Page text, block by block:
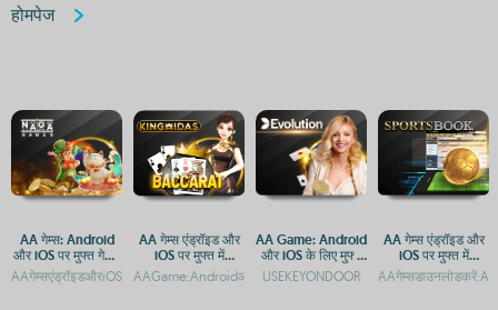
होमपेज
AA गेम्स: Android
और iOS पर मुफ्त गेमिंग
ऐप्स
AAगेम्सएंड्रॉइडऔरiOSपरमुफ्तगेमिंगऐपAAगेम्सएंड्रॉइडऔरiOSपरमुफ्तमेंखेलनेकेलिएडाउनलोडकरेंAA
AA गेम्स एंड्रॉइड और
iOS पर मुफ्त में
डाउनलोड करें
AA Game: Android
और iOS के लिए मुफ्त
डाउनलोड और प्ले
USEKEYONDOOR
AA गेम्स एंड्रॉइड और
iOS पर मुफ्त में
डाउनलोड करें